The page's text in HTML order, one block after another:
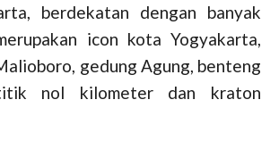
berdekatan dengan banyak
icon kota Yogyakarta,
gedung Agung, benteng
nol kilometer dan kraton